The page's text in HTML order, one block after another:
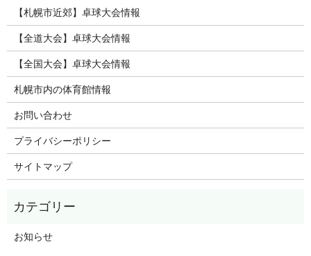
【札幌市近郊】卓球大会情報
【全道大会】卓球大会情報
【全国大会】卓球大会情報
札幌市内の体育館情報
お問い合わせ
プライバシーポリシー
サイトマップ
お知らせ